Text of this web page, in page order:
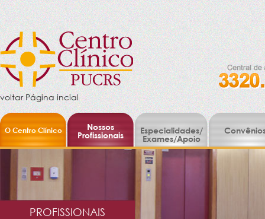
voltar Página incial
O Centro Clínico
Nossos
Profissionais
Especialidades/
Exames/Apoio
PROFISSIONAIS